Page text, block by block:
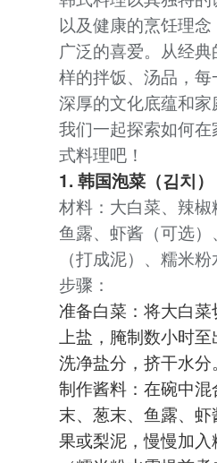
以及健康的烹饪理
广泛的喜爱。从经
样的拌饭、汤品，
深厚的文化底蕴和
我们一起探索如何
式料理吧！
1. 韩国泡菜（김치）
材料：大白菜、辣椒
鱼露、虾酱（可选
（打成泥）、糯米粉
步骤：
准备白菜：将大白
上盐，腌制数小时
洗净盐分，挤干水分。
制作酱料：在碗中
末、葱末、鱼露、
果或梨泥，慢慢加